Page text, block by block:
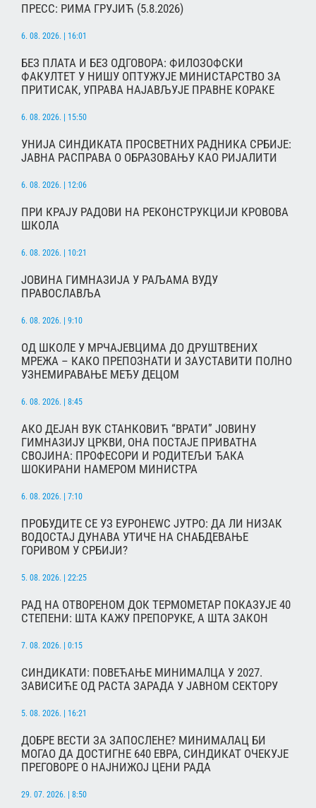
ПРЕСС: РИМА ГРУЈИЋ (5.8.2026)
6. 08. 2026. | 16:01
БЕЗ ПЛАТА И БЕЗ ОДГОВОРА: ФИЛОЗОФСКИ
ФАКУЛТЕТ У НИШУ ОПТУЖУЈЕ МИНИСТАРСТВО ЗА
ПРИТИСАК, УПРАВА НАЈАВЉУЈЕ ПРАВНЕ КОРАКЕ
6. 08. 2026. | 15:50
УНИЈА СИНДИКАТА ПРОСВЕТНИХ РАДНИКА СРБИЈЕ:
ЈАВНА РАСПРАВА О ОБРАЗОВАЊУ КАО РИЈАЛИТИ
6. 08. 2026. | 12:06
ПРИ КРАЈУ РАДОВИ НА РЕКОНСТРУКЦИЈИ КРОВОВА
ШКОЛА
6. 08. 2026. | 10:21
ЈОВИНА ГИМНАЗИЈА У РАЉАМА ВУДУ
ПРАВОСЛАВЉА
6. 08. 2026. | 9:10
ОД ШКОЛЕ У МРЧАЈЕВЦИМА ДО ДРУШТВЕНИХ
МРЕЖА – КАКО ПРЕПОЗНАТИ И ЗАУСТАВИТИ ПОЛНО
УЗНЕМИРАВАЊЕ МЕЂУ ДЕЦОМ
6. 08. 2026. | 8:45
АКО ДЕЈАН ВУК СТАНКОВИЋ “ВРАТИ” ЈОВИНУ
ГИМНАЗИЈУ ЦРКВИ, ОНА ПОСТАЈЕ ПРИВАТНА
СВОЈИНА: ПРОФЕСОРИ И РОДИТЕЉИ ЂАКА
ШОКИРАНИ НАМЕРОМ МИНИСТРА
6. 08. 2026. | 7:10
ПРОБУДИТЕ СЕ УЗ ЕУРОНЕWС ЈУТРО: ДА ЛИ НИЗАК
ВОДОСТАЈ ДУНАВА УТИЧЕ НА СНАБДЕВАЊЕ
ГОРИВОМ У СРБИЈИ?
5. 08. 2026. | 22:25
РАД НА ОТВОРЕНОМ ДОК ТЕРМОМЕТАР ПОКАЗУЈЕ 40
СТЕПЕНИ: ШТА КАЖУ ПРЕПОРУКЕ, А ШТА ЗАКОН
7. 08. 2026. | 0:15
СИНДИКАТИ: ПОВЕЋАЊЕ МИНИМАЛЦА У 2027.
ЗАВИСИЋЕ ОД РАСТА ЗАРАДА У ЈАВНОМ СЕКТОРУ
5. 08. 2026. | 16:21
ДОБРЕ ВЕСТИ ЗА ЗАПОСЛЕНЕ? МИНИМАЛАЦ БИ
МОГАО ДА ДОСТИГНЕ 640 ЕВРА, СИНДИКАТ ОЧЕКУЈЕ
ПРЕГОВОРЕ О НАЈНИЖОЈ ЦЕНИ РАДА
29. 07. 2026. | 8:50